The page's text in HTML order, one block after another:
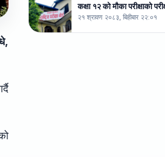
कक्षा १२ को मौका परीक्षाको
२१ श्रावण २०८३, बिहीबार २२:०१